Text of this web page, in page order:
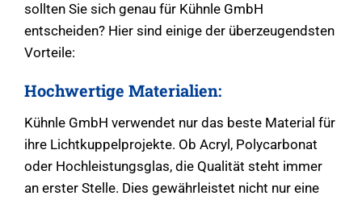
sollten Sie sich genau für Kühnle GmbH
entscheiden? Hier sind einige der überzeugendsten
Vorteile:
Hochwertige Materialien:
Kühnle GmbH verwendet nur das beste Material für
ihre Lichtkuppelprojekte. Ob Acryl, Polycarbonat
oder Hochleistungsglas, die Qualität steht immer
an erster Stelle. Dies gewährleistet nicht nur eine